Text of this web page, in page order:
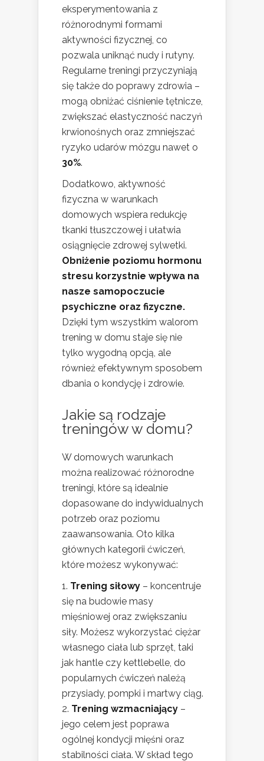
eksperymentowania z
różnorodnymi formami
aktywności fizycznej, co
pozwala uniknąć nudy i rutyny.
Regularne treningi przyczyniają
się także do poprawy zdrowia –
mogą obniżać ciśnienie tętnicze,
zwiększać elastyczność naczyń
krwionośnych oraz zmniejszać
ryzyko udarów mózgu nawet o
30%.
Dodatkowo, aktywność
fizyczna w warunkach
domowych wspiera redukcję
tkanki tłuszczowej i ułatwia
osiągnięcie zdrowej sylwetki.
Obniżenie poziomu hormonu
stresu korzystnie wpływa na
nasze samopoczucie
psychiczne oraz fizyczne.
Dzięki tym wszystkim walorom
trening w domu staje się nie
tylko wygodną opcją, ale
również efektywnym sposobem
dbania o kondycję i zdrowie.
Jakie są rodzaje
treningów w domu?
W domowych warunkach
można realizować różnorodne
treningi, które są idealnie
dopasowane do indywidualnych
potrzeb oraz poziomu
zaawansowania. Oto kilka
głównych kategorii ćwiczeń,
które możesz wykonywać:
Trening siłowy – koncentruje
się na budowie masy
mięśniowej oraz zwiększaniu
siły. Możesz wykorzystać ciężar
własnego ciała lub sprzęt, taki
jak hantle czy kettlebelle, do
popularnych ćwiczeń należą
przysiady, pompki i martwy ciąg.
Trening wzmacniający –
jego celem jest poprawa
ogólnej kondycji mięśni oraz
stabilności ciała. W skład tego